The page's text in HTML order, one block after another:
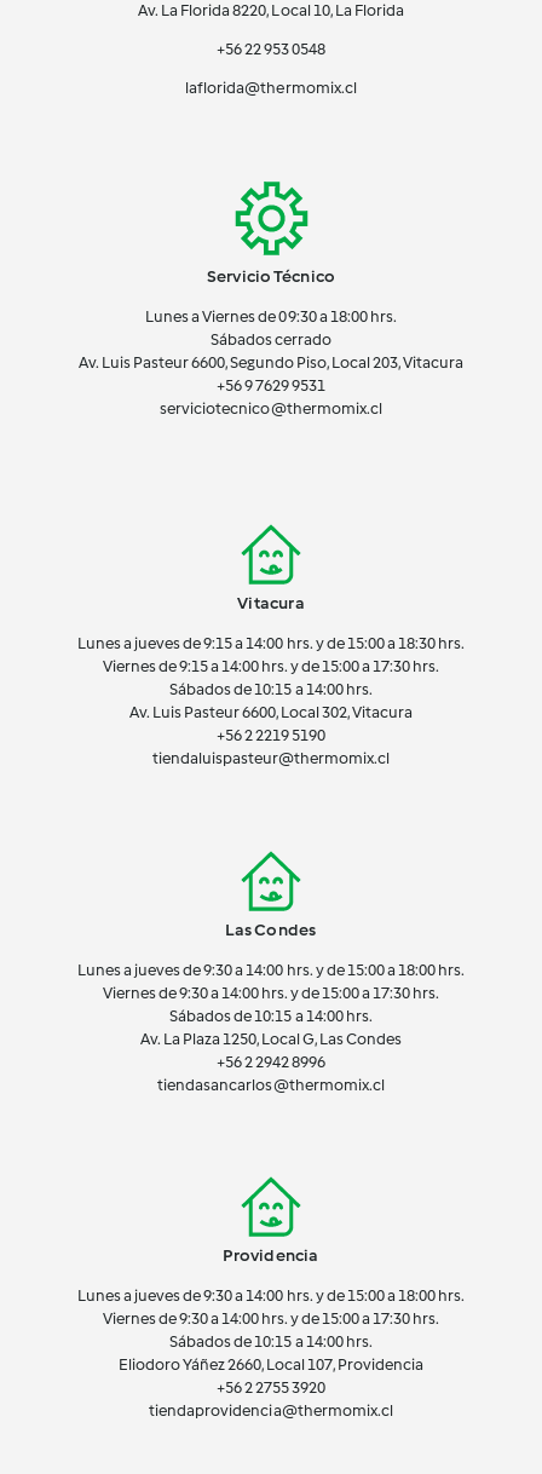
Av. La Florida 8220, Local 10, La Florida
+56 22 953 0548
laflorida@thermomix.cl
Servicio Técnico
Lunes a Viernes de 09:30 a 18:00 hrs.
Sábados cerrado
Av. Luis Pasteur 6600, Segundo Piso, Local 203, Vitacura
+56 9 7629 9531
serviciotecnico@thermomix.cl
Vitacura
Lunes a jueves de 9:15 a 14:00 hrs. y de 15:00 a 18:30 hrs.
Viernes de 9:15 a 14:00 hrs. y de 15:00 a 17:30 hrs.
Sábados de 10:15 a 14:00 hrs.
Av. Luis Pasteur 6600, Local 302, Vitacura
+56 2 2219 5190
tiendaluispasteur@thermomix.cl
Las Condes
Lunes a jueves de 9:30 a 14:00 hrs. y de 15:00 a 18:00 hrs.
Viernes de 9:30 a 14:00 hrs. y de 15:00 a 17:30 hrs.
Sábados de 10:15 a 14:00 hrs.
Av. La Plaza 1250, Local G, Las Condes
+56 2 2942 8996
tiendasancarlos@thermomix.cl
Providencia
Lunes a jueves de 9:30 a 14:00 hrs. y de 15:00 a 18:00 hrs.
Viernes de 9:30 a 14:00 hrs. y de 15:00 a 17:30 hrs.
Sábados de 10:15 a 14:00 hrs.
Eliodoro Yáñez 2660, Local 107, Providencia
+56 2 2755 3920
tiendaprovidencia@thermomix.cl